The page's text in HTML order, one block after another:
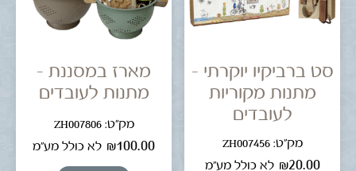
סט ברביקיו יוקרתי –
מתנות מקוריות
לעובדים
מק"ט: ZH007456
₪20.00 לא כולל מע"מ
מארז במסננת –
מתנות לעובדים
מק"ט: ZH007806
₪100.00 לא כולל מע"מ